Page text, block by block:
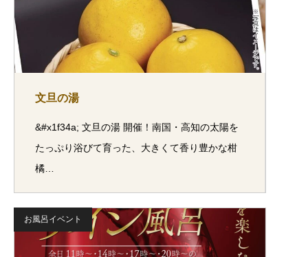
文旦の湯
&#x1f34a; 文旦の湯 開催！南国・高知の太陽を
たっぷり浴びて育った、大きくて香り豊かな柑
橘…
お風呂イベント